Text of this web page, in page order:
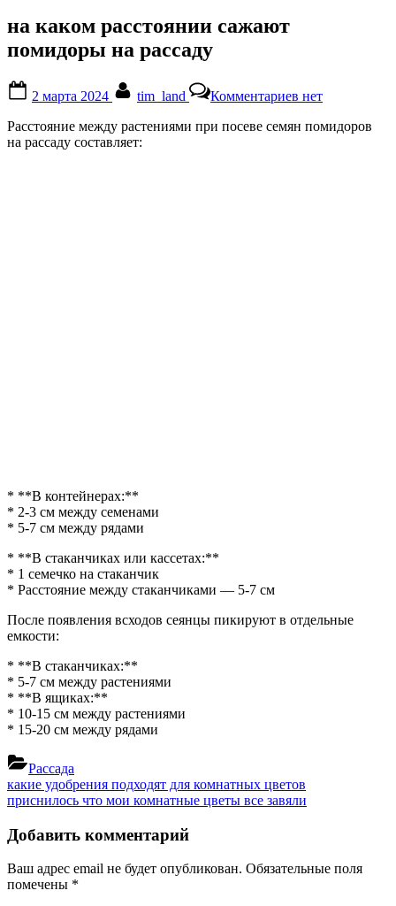
на каком расстоянии сажают
помидоры на рассаду
on
2 марта 2024 tim_land Комментариевзаписи
каком
нет
Расстояние между растениями при посеве семян помидоров
на рассаду составляет:
* **В контейнерах:**
* 2-3 см между семенами
* 5-7 см между рядами
* **В стаканчиках или кассетах:**
* 1 семечко на стаканчик
* Расстояние между стаканчиками — 5-7 см
После появления всходов сеянцы пикируют в отдельные
емкости:
* **В стаканчиках:**
* 5-7 см между растениями
* **В ящиках:**
* 10-15 см между растениями
* 15-20 см между рядами
Рассада
Навигация
по
записям
Previous
Post:
какие удобрения подходят для комнатных цветов
Next
приснилось что мои комнатные цветы все завяли
Добавить комментарий
Ваш адрес email не будет опубликован. Обязательные поля
помечены *